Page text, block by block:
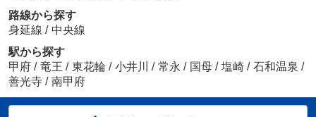
路線から探す
身延線 / 中央線
駅から探す
甲府 / 竜王 / 東花輪 / 小井川 / 常永 / 国母 / 塩崎 / 石和温泉 /
善光寺 / 南甲府